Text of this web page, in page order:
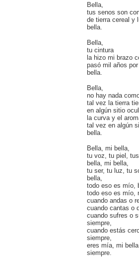
Bella,
tus senos son
de tierra cereal y
bella.
Bella,
tu cintura
la hizo mi brazo
pasó mil años
bella.
Bella,
no hay nada
tal vez la tierra
en algún sitio
la curva y el
tal vez en algún
bella.
Bella, mi bella,
tu voz, tu piel,
bella, mi bella,
tu ser, tu luz, tu
bella,
todo eso es mío,
todo eso es mío,
cuando andas o
cuando cantas o
cuando sufres o
siempre,
cuando estás
siempre,
eres mía, mi
siempre.